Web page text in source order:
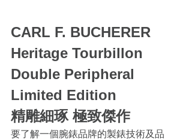
CARL F. BUCHERER
Heritage Tourbillon
Double Peripheral
Limited Edition
精雕細琢 極致傑作
要了解一個腕錶品牌的製錶技術及品